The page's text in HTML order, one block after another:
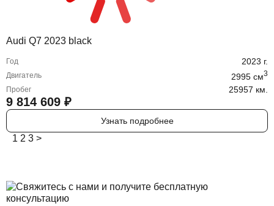
Audi Q7 2023 black
Год 2023 г.
Двигатель 2995 cм3
Пробег 25957 км.
9 814 609 ₽
Узнать подробнее
1 2 3 >